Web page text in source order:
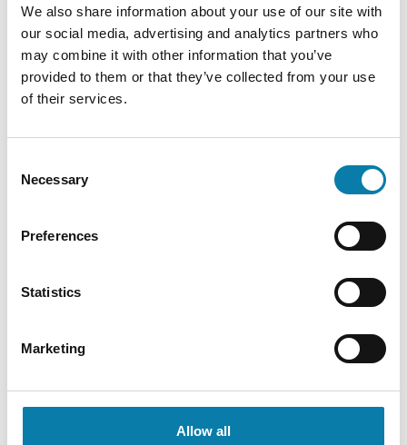
We also share information about your use of our site with
our social media, advertising and analytics partners who
may combine it with other information that you’ve
provided to them or that they’ve collected from your use
of their services.
Selection
Necessary
Preferences
Statistics
Marketing
Allow all
Päiväkodit
Maksut